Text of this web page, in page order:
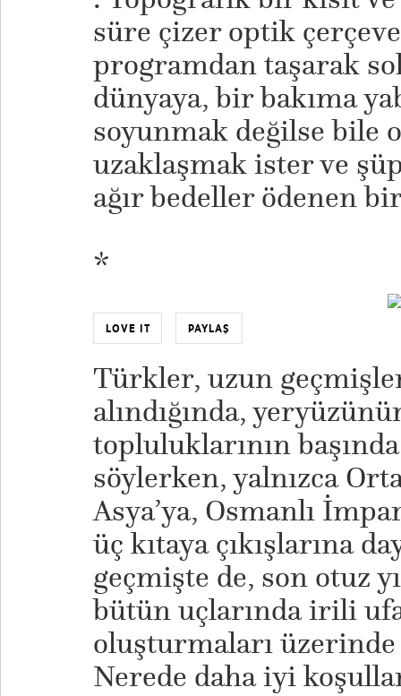
süre çizer optik
programdan taşarak
dünyaya, bir bakıma
soyunmak değilse bile
uzaklaşmak ister ve
ağır bedeller ödenen
*
LOVE IT PAYLAŞ
Türkler, uzun
alındığında,
topluluklarının
söylerken, yalnızca
Asya’ya, Osmanlı
üç kıtaya çıkışlarına
geçmişte de, son otuz
bütün uçlarında irili
oluşturmaları
Nerede daha iyi